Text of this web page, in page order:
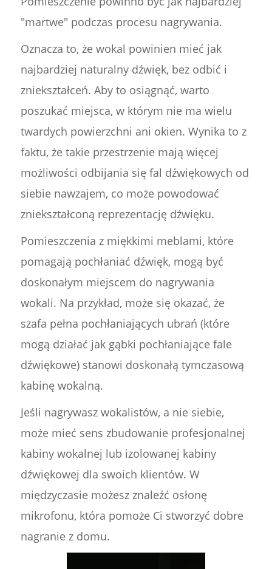
"martwe" podczas procesu nagrywania.
Oznacza to, że wokal powinien mieć jak
najbardziej naturalny dźwięk, bez odbić i
zniekształceń. Aby to osiągnąć, warto
poszukać miejsca, w którym nie ma wielu
twardych powierzchni ani okien. Wynika to z
faktu, że takie przestrzenie mają więcej
możliwości odbijania się fal dźwiękowych od
siebie nawzajem, co może powodować
zniekształconą reprezentację dźwięku.
Pomieszczenia z miękkimi meblami, które
pomagają pochłaniać dźwięk, mogą być
doskonałym miejscem do nagrywania
wokali. Na przykład, może się okazać, że
szafa pełna pochłaniających ubrań (które
mogą działać jak gąbki pochłaniające fale
dźwiękowe) stanowi doskonałą tymczasową
kabinę wokalną.
Jeśli nagrywasz wokalistów, a nie siebie,
może mieć sens zbudowanie profesjonalnej
kabiny wokalnej lub izolowanej kabiny
dźwiękowej dla swoich klientów. W
międzyczasie możesz znaleźć osłonę
mikrofonu, która pomoże Ci stworzyć dobre
nagranie z domu.